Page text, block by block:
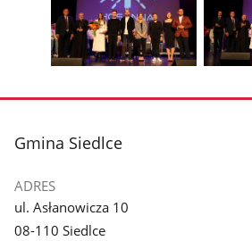
poprzednie
zdjęcia
z
galerii.
z
galerii.
galerii.
stopka
Gmina Siedlce
ADRES
ul. Asłanowicza 10
08-110 Siedlce